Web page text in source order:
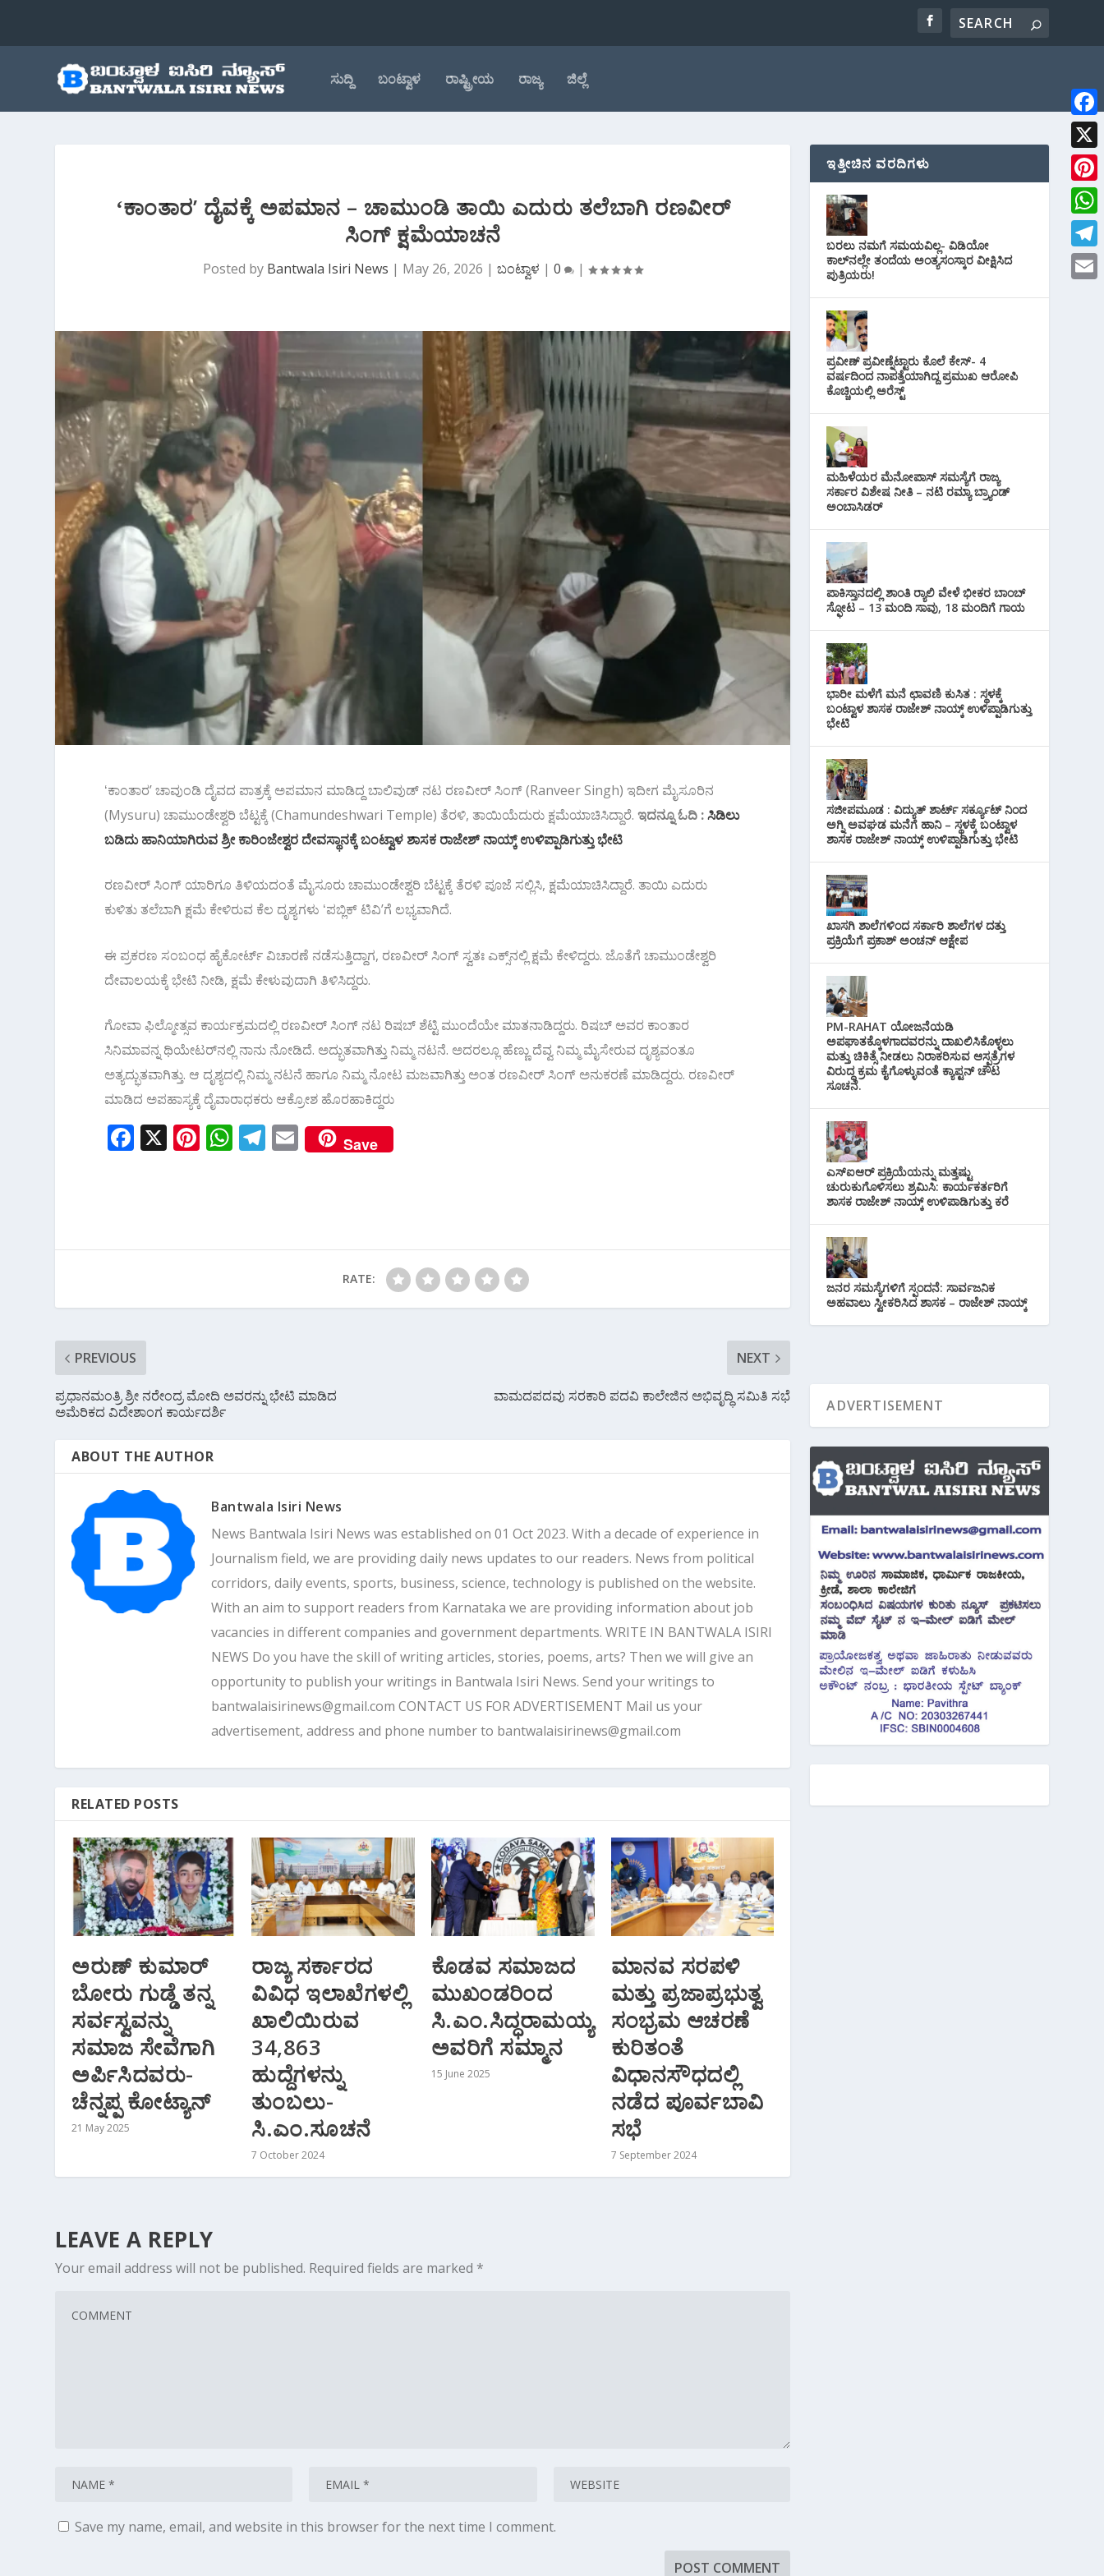
ಸುದ್ದಿ ಬಂಟ್ವಾಳ ರಾಷ್ಟ್ರೀಯ ರಾಜ್ಯ ಜಿಲ್ಲೆ
ʻಕಾಂತಾರʼ ದೈವಕ್ಕೆ ಅಪಮಾನ – ಚಾಮುಂಡಿ ತಾಯಿ ಎದುರು ತಲೆಬಾಗಿ ರಣವೀರ್‌
ಸಿಂಗ್‌ ಕ್ಷಮೆಯಾಚನೆ
Posted by Bantwala Isiri News | May 26, 2026 |ಬಂಟ್ವಾಳ |0 |
ʻಕಾಂತಾರʼ ಚಾವುಂಡಿ ದೈವದ ಪಾತ್ರಕ್ಕೆ ಅಪಮಾನ ಮಾಡಿದ್ದ ಬಾಲಿವುಡ್‌ ನಟ ರಣವೀರ್ ಸಿಂಗ್ (Ranveer Singh) ಇದೀಗ ಮೈಸೂರಿನ
(Mysuru) ಚಾಮುಂಡೇಶ್ವರಿ ಬೆಟ್ಟಕ್ಕೆ (Chamundeshwari Temple) ತೆರಳಿ, ತಾಯಿಯೆದುರು ಕ್ಷಮೆಯಾಚಿಸಿದ್ದಾರೆ.ಇದನ್ನೂ ಓದಿ :ಸಿಡಿಲು
ಬಡಿದು ಹಾನಿಯಾಗಿರುವ ಶ್ರೀ ಕಾರಿಂಜೇಶ್ವರ ದೇವಸ್ಥಾನಕ್ಕೆ ಬಂಟ್ವಾಳ ಶಾಸಕ ರಾಜೇಶ್ ನಾಯ್ಕ್ ಉಳಿಪ್ಪಾಡಿಗುತ್ತು ಭೇಟಿ
ರಣವೀರ್‌ ಸಿಂಗ್‌ ಯಾರಿಗೂ ತಿಳಿಯದಂತೆ ಮೈಸೂರು ಚಾಮುಂಡೇಶ್ವರಿ ಬೆಟ್ಟಕ್ಕೆ ತೆರಳಿ ಪೂಜೆ ಸಲ್ಲಿಸಿ, ಕ್ಷಮೆಯಾಚಿಸಿದ್ದಾರೆ. ತಾಯಿ ಎದುರು
ಕುಳಿತು ತಲೆಬಾಗಿ ಕ್ಷಮೆ ಕೇಳಿರುವ ಕೆಲ ದೃಶ್ಯಗಳು ʻಪಬ್ಲಿಕ್ ಟಿವಿʼಗೆ ಲಭ್ಯವಾಗಿದೆ.
ಈ ಪ್ರಕರಣ ಸಂಬಂಧ ಹೈಕೋರ್ಟ್ ವಿಚಾರಣೆ ನಡೆಸುತ್ತಿದ್ದಾಗ, ರಣವೀರ್ ಸಿಂಗ್ ಸ್ವತಃ ಎಕ್ಸ್‌ನಲ್ಲಿ ಕ್ಷಮೆ ಕೇಳಿದ್ದರು. ಜೊತೆಗೆ ಚಾಮುಂಡೇಶ್ವರಿ
ದೇವಾಲಯಕ್ಕೆ ಭೇಟಿ ನೀಡಿ, ಕ್ಷಮೆ ಕೇಳುವುದಾಗಿ ತಿಳಿಸಿದ್ದರು.
ಗೋವಾ ಫಿಲ್ಮೋತ್ಸವ ಕಾರ್ಯಕ್ರಮದಲ್ಲಿ ರಣವೀರ್‌ ಸಿಂಗ್‌ ನಟ ರಿಷಬ್‌ ಶೆಟ್ಟಿ ಮುಂದೆಯೇ ಮಾತನಾಡಿದ್ದರು. ರಿಷಬ್ ಅವರ ಕಾಂತಾರ
ಸಿನಿಮಾವನ್ನ ಥಿಯೇಟರ್‌ನಲ್ಲಿ ನಾನು ನೋಡಿದೆ. ಅದ್ಭುತವಾಗಿತ್ತು ನಿಮ್ಮ ನಟನೆ. ಅದರಲ್ಲೂ ಹೆಣ್ಣು ದೆವ್ವ ನಿಮ್ಮ ಮೈಸೇರುವ ದೃಶ್ಯವಂತೂ
ಅತ್ಯದ್ಭುತವಾಗಿತ್ತು. ಆ ದೃಶ್ಯದಲ್ಲಿ ನಿಮ್ಮ ನಟನೆ ಹಾಗೂ ನಿಮ್ಮ ನೋಟ ಮಜವಾಗಿತ್ತು ಅಂತ ರಣವೀರ್‌ ಸಿಂಗ್‌ ಅನುಕರಣೆ ಮಾಡಿದ್ದರು. ರಣವೀರ್‌
ಮಾಡಿದ ಅಪಹಾಸ್ಯಕ್ಕೆ ದೈವಾರಾಧಕರು ಆಕ್ರೋಶ ಹೊರಹಾಕಿದ್ದರು
F
o
X Pi
st
W
A
T
a
E
m
Save
RATE:
PREVIOUS
ಪ್ರಧಾನಮಂತ್ರಿ ಶ್ರೀ ನರೇಂದ್ರ ಮೋದಿ ಅವರನ್ನು ಭೇಟಿ ಮಾಡಿದ
ಅಮೆರಿಕದ ವಿದೇಶಾಂಗ ಕಾರ್ಯದರ್ಶಿ
NEXT
ವಾಮದಪದವು ಸರಕಾರಿ ಪದವಿ ಕಾಲೇಜಿನ ಅಭಿವೃದ್ಧಿ ಸಮಿತಿ ಸಭೆ
ABOUT THE AUTHOR
Bantwala Isiri News
News Bantwala Isiri News was established on 01 Oct 2023. With a decade of experience in
Journalism field, we are providing daily news updates to our readers. News from political
corridors, daily events, sports, business, science, technology is published on the website.
With an aim to support readers from Karnataka we are providing information about job
vacancies in different companies and government departments. WRITE IN BANTWALA ISIRI
NEWS Do you have the skill of writing articles, stories, poems, arts? Then we will give an
opportunity to publish your writings in Bantwala Isiri News. Send your writings to
bantwalaisirinews@gmail.com CONTACT US FOR ADVERTISEMENT Mail us your
advertisement, address and phone number to bantwalaisirinews@gmail.com
RELATED POSTS
ಅರುಣ್ ಕುಮಾರ್
ಬೋರು ಗುಡ್ಡೆ ತನ್ನ
ಸರ್ವಸ್ವವನ್ನು
ಸಮಾಜ ಸೇವೆಗಾಗಿ
ಅರ್ಪಿಸಿದವರು-
ಚೆನ್ನಪ್ಪ ಕೋಟ್ಯಾನ್
21 May 2025
ರಾಜ್ಯ ಸರ್ಕಾರದ
ವಿವಿಧ ಇಲಾಖೆಗಳಲ್ಲಿ
ಖಾಲಿಯಿರುವ
34,863
ಹುದ್ದೆಗಳನ್ನು
ತುಂಬಲು-
ಸಿ.ಎಂ.ಸೂಚನೆ
7 October 2024
ಕೊಡವ ಸಮಾಜದ
ಮುಖಂಡರಿಂದ
ಸಿ.ಎಂ.ಸಿದ್ಧರಾಮಯ್ಯ
ಅವರಿಗೆ ಸಮ್ಮಾನ
15 June 2025
ಮಾನವ ಸರಪಳಿ
ಮತ್ತು ಪ್ರಜಾಪ್ರಭುತ್ವ
ಸಂಭ್ರಮ ಆಚರಣೆ
ಕುರಿತಂತೆ
ವಿಧಾನಸೌಧದಲ್ಲಿ
ನಡೆದ ಪೂರ್ವಬಾವಿ
ಸಭೆ
7 September 2024
LEAVE A REPLY
Your email address will not be published. Required fields are marked *
Save my name, email, and website in this browser for the next time I comment.
ಇತ್ತೀಚಿನ ವರದಿಗಳು
ಬರಲು ನಮಗೆ ಸಮಯವಿಲ್ಲ- ವಿಡಿಯೋ
ಕಾಲ್‌ನಲ್ಲೇ ತಂದೆಯ ಅಂತ್ಯಸಂಸ್ಕಾರ ವೀಕ್ಷಿಸಿದ
ಪುತ್ರಿಯರು!
ಪ್ರವೀಣ್ ಪ್ರವೀಣ್ನೆಟ್ಟಾರು ಕೊಲೆ ಕೇಸ್‌- 4
ವರ್ಷದಿಂದ ನಾಪತ್ತೆಯಾಗಿದ್ದ ಪ್ರಮುಖ ಆರೋಪಿ
ಕೊಚ್ಚಿಯಲ್ಲಿ ಅರೆಸ್ಟ್‌
ಮಹಿಳೆಯರ ಮೆನೋಪಾಸ್ ಸಮಸ್ಯೆಗೆ ರಾಜ್ಯ
ಸರ್ಕಾರ ವಿಶೇಷ ನೀತಿ – ನಟಿ ರಮ್ಯಾ ಬ್ರ್ಯಾಂಡ್
ಅಂಬಾಸಿಡರ್
ಪಾಕಿಸ್ತಾನದಲ್ಲಿ ಶಾಂತಿ ರ‍್ಯಾಲಿ ವೇಳೆ ಭೀಕರ ಬಾಂಬ್
ಸ್ಫೋಟ – 13 ಮಂದಿ ಸಾವು, 18 ಮಂದಿಗೆ ಗಾಯ
ಭಾರೀ ಮಳೆಗೆ ಮನೆ ಛಾವಣಿ ಕುಸಿತ : ಸ್ಥಳಕ್ಕೆ
ಬಂಟ್ವಾಳ ಶಾಸಕ ರಾಜೇಶ್ ನಾಯ್ಕ್ ಉಳಿಪ್ಪಾಡಿಗುತ್ತು
ಭೇಟಿ
ಸಜೀಪಮೂಡ : ವಿದ್ಯುತ್ ಶಾರ್ಟ್ ಸರ್ಕ್ಯೂಟ್‌ ನಿಂದ
ಅಗ್ನಿ ಅವಘಡ ಮನೆಗೆ ಹಾನಿ – ಸ್ಥಳಕ್ಕೆ ಬಂಟ್ವಾಳ
ಶಾಸಕ ರಾಜೇಶ್ ನಾಯ್ಕ್ ಉಳಿಪ್ಪಾಡಿಗುತ್ತು ಭೇಟಿ
ಖಾಸಗಿ ಶಾಲೆಗಳಿಂದ ಸರ್ಕಾರಿ ಶಾಲೆಗಳ ದತ್ತು
ಪ್ರಕ್ರಿಯೆಗೆ ಪ್ರಕಾಶ್ ಅಂಚನ್ ಆಕ್ಷೇಪ
PM-RAHAT ಯೋಜನೆಯಡಿ
ಅಪಘಾತಕ್ಕೊಳಗಾದವರನ್ನು ದಾಖಲಿಸಿಕೊಳ್ಳಲು
ಮತ್ತು ಚಿಕಿತ್ಸೆ ನೀಡಲು ನಿರಾಕರಿಸುವ ಆಸ್ಪತ್ರೆಗಳ
ವಿರುದ್ಧ ಕ್ರಮ ಕೈಗೊಳ್ಳುವಂತೆ ಕ್ಯಾಪ್ಟನ್ ಚೌಟ
ಸೂಚನೆ.
ಎಸ್‌ಐಆರ್ ಪ್ರಕ್ರಿಯೆಯನ್ನು ಮತ್ತಷ್ಟು
ಚುರುಕುಗೊಳಿಸಲು ಶ್ರಮಿಸಿ: ಕಾರ್ಯಕರ್ತರಿಗೆ
ಶಾಸಕ ರಾಜೇಶ್ ನಾಯ್ಕ್ ಉಳಿಪಾಡಿಗುತ್ತು ಕರೆ
ಜನರ ಸಮಸ್ಯೆಗಳಿಗೆ ಸ್ಪಂದನೆ: ಸಾರ್ವಜನಿಕ
ಅಹವಾಲು ಸ್ವೀಕರಿಸಿದ ಶಾಸಕ – ರಾಜೇಶ್ ನಾಯ್ಕ್
F
a
c
e
b
o
X
P
i
n
t
W
h
a
T